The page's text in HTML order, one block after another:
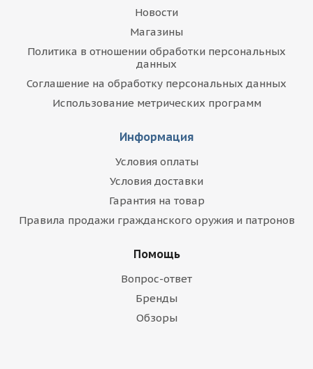
Новости
Магазины
Политика в отношении обработки персональных
данных
Соглашение на обработку персональных данных
Использование метрических программ
Информация
Условия оплаты
Условия доставки
Гарантия на товар
Правила продажи гражданского оружия и патронов
Помощь
Вопрос-ответ
Бренды
Обзоры